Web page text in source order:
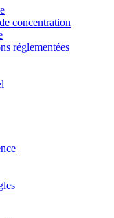
concentration
réglementées